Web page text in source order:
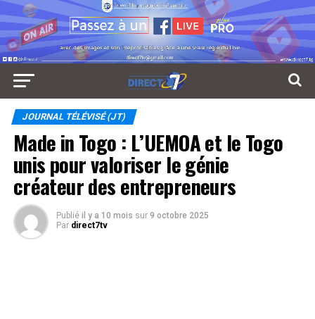
JOURNAL TÉLÉVISÉ (JT)
Made in Togo : L’UEMOA et le Togo
unis pour valoriser le génie
créateur des entrepreneurs
Publié il y a 10 mois sur 9 octobre 2025
Par direct7tv